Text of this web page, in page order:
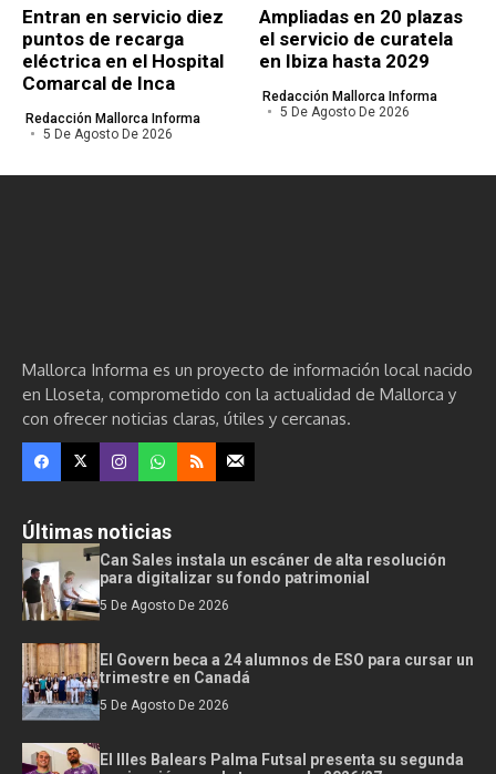
Entran en servicio diez
puntos de recarga
eléctrica en el Hospital
Comarcal de Inca
Redacción Mallorca Informa
5 De Agosto De 2026
Ampliadas en 20 plazas
el servicio de curatela
en Ibiza hasta 2029
Redacción Mallorca Informa
5 De Agosto De 2026
Mallorca Informa es un proyecto de información local nacido
en Lloseta, comprometido con la actualidad de Mallorca y
con ofrecer noticias claras, útiles y cercanas.
Últimas noticias
Can Sales instala un escáner de alta resolución
para digitalizar su fondo patrimonial
5 De Agosto De 2026
El Govern beca a 24 alumnos de ESO para cursar un
trimestre en Canadá
5 De Agosto De 2026
El Illes Balears Palma Futsal presenta su segunda